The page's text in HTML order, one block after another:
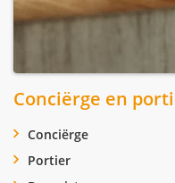
Conciërge en
Conciërge
Portier